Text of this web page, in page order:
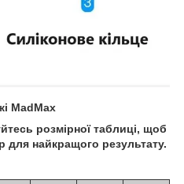
MadMax
розмірної таблиці, щоб
для найкращого результату.